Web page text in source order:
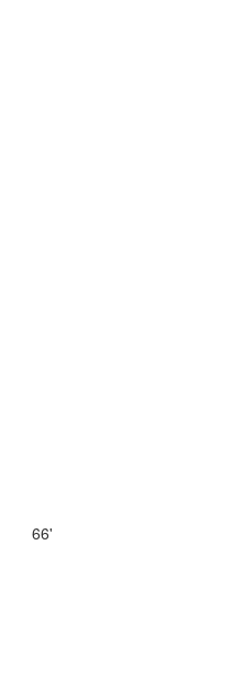
66'